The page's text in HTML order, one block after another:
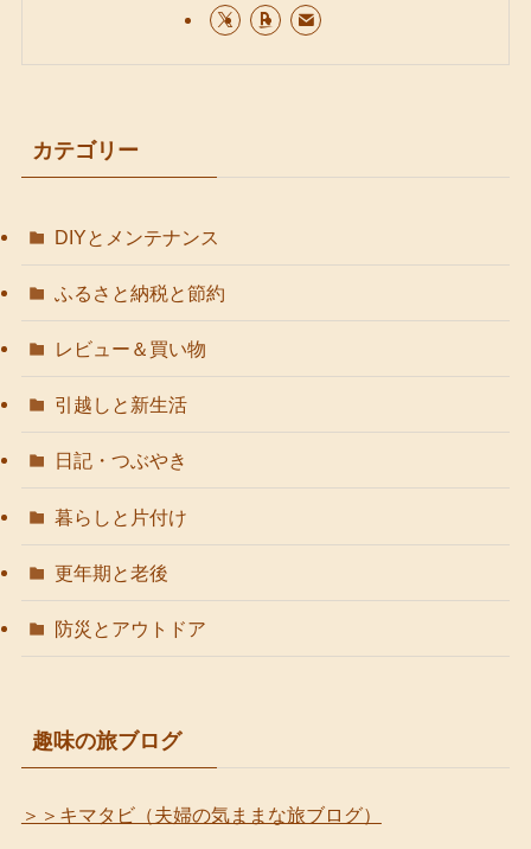
カテゴリー
DIYとメンテナンス
ふるさと納税と節約
レビュー＆買い物
引越しと新生活
日記・つぶやき
暮らしと片付け
更年期と老後
防災とアウトドア
趣味の旅ブログ
＞＞キマタビ（夫婦の気ままな旅ブログ）